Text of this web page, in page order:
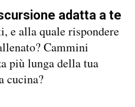
adatta a te
e alla quale rispondere
Cammini
più lunga della tua
cucina?